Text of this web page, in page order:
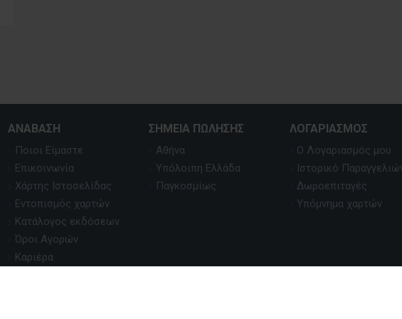
ΑΝΆΒΑΣΗ
Ποιοι Είμαστε
Επικοινωνία
Χάρτης Ιστοσελίδας
Εντοπισμός χαρτών
Κατάλογος εκδόσεων
Όροι Αγορών
Καριέρα
ΣΗΜΕΊΑ ΠΏΛΗΣΗΣ
Αθήνα
Υπόλοιπη Ελλάδα
Παγκοσμίως
ΛΟΓΑΡΙΑΣΜΌΣ
Ο Λογαριασμός μου
Ιστορικό
Δωροεπιταγές
Υπόμνημα χαρτών